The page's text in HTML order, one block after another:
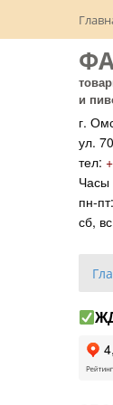
и
г.
ул.
тел:
Часы
пн-
сб,